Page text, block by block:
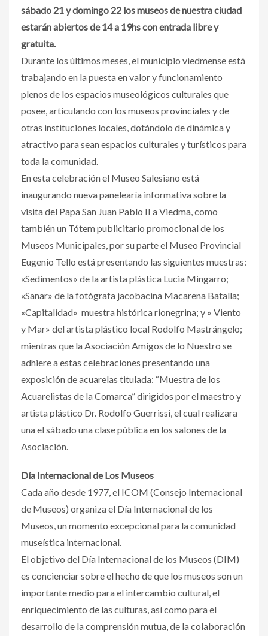
sábado 21 y domingo 22 los museos de nuestra ciudad
estarán abiertos de 14 a 19hs con entrada libre y
gratuita.
Durante los últimos meses, el municipio viedmense está
trabajando en la puesta en valor y funcionamiento
plenos de los espacios museológicos culturales que
posee, articulando con los museos provinciales y de
otras instituciones locales, dotándolo de dinámica y
atractivo para sean espacios culturales y turísticos para
toda la comunidad.
En esta celebración el Museo Salesiano está
inaugurando nueva panelearía informativa sobre la
visita del Papa San Juan Pablo II a Viedma, como
también un Tótem publicitario promocional de los
Museos Municipales, por su parte el Museo Provincial
Eugenio Tello está presentando las siguientes muestras:
«Sedimentos» de la artista plástica Lucia Mingarro;
«Sanar» de la fotógrafa jacobacina Macarena Batalla;
«Capitalidad» muestra histórica rionegrina; y » Viento
y Mar» del artista plástico local Rodolfo Mastrángelo;
mientras que la Asociación Amigos de lo Nuestro se
adhiere a estas celebraciones presentando una
exposición de acuarelas titulada: “Muestra de los
Acuarelistas de la Comarca” dirigidos por el maestro y
artista plástico Dr. Rodolfo Guerrissi, el cual realizara
una el sábado una clase pública en los salones de la
Asociación.
Día Internacional de Los Museos
Cada año desde 1977, el ICOM (Consejo Internacional
de Museos) organiza el Día Internacional de los
Museos, un momento excepcional para la comunidad
museística internacional.
El objetivo del Día Internacional de los Museos (DIM)
es concienciar sobre el hecho de que los museos son un
importante medio para el intercambio cultural, el
enriquecimiento de las culturas, así como para el
desarrollo de la comprensión mutua, de la colaboración